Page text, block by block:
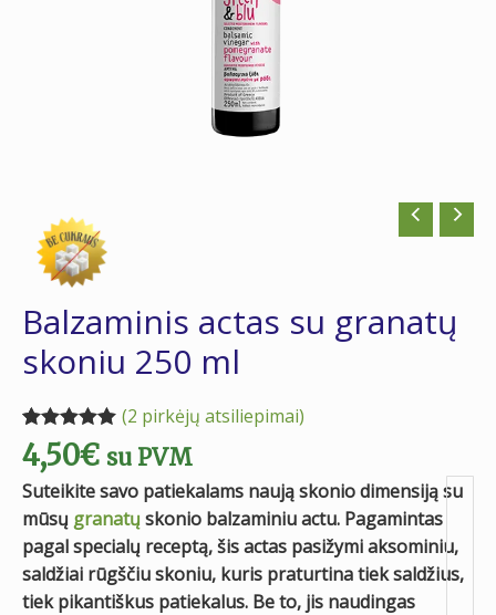
Balzaminis actas su granatų
skoniu 250 ml
Įvertinimas:
5.00iš 5
(viso
įvertinimų:
2
)
(2 pirkėjų atsiliepimai)
4,50€ su PVM
Suteikite savo patiekalams naują skonio dimensiją su
mūsų granatų skonio balzaminiu actu. Pagamintas
pagal specialų receptą, šis actas pasižymi aksominiu,
saldžiai rūgščiu skoniu, kuris praturtina tiek saldžius,
tiek pikantiškus patiekalus. Be to, jis naudingas